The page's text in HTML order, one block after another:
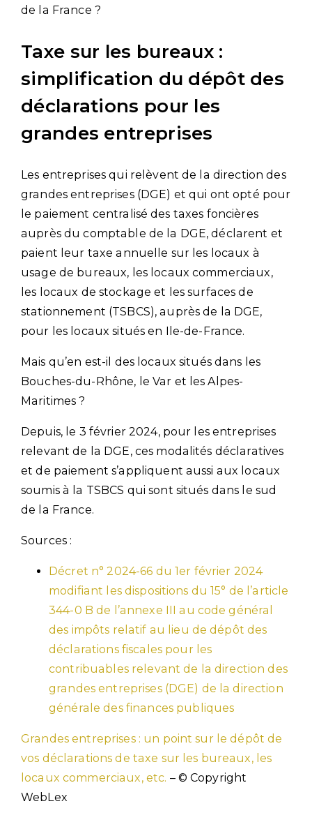
de la France ?
Taxe sur les bureaux :
simplification du dépôt des
déclarations pour les
grandes entreprises
Les entreprises qui relèvent de la direction des
grandes entreprises (DGE) et qui ont opté pour
le paiement centralisé des taxes foncières
auprès du comptable de la DGE, déclarent et
paient leur taxe annuelle sur les locaux à
usage de bureaux, les locaux commerciaux,
les locaux de stockage et les surfaces de
stationnement (TSBCS), auprès de la DGE,
pour les locaux situés en Ile-de-France.
Mais qu’en est-il des locaux situés dans les
Bouches-du-Rhône, le Var et les Alpes-
Maritimes ?
Depuis, le 3 février 2024, pour les entreprises
relevant de la DGE, ces modalités déclaratives
et de paiement s’appliquent aussi aux locaux
soumis à la TSBCS qui sont situés dans le sud
de la France.
Sources :
Décret n° 2024-66 du 1er février 2024
modifiant les dispositions du 15° de l’article
344-0 B de l’annexe III au code général
des impôts relatif au lieu de dépôt des
déclarations fiscales pour les
contribuables relevant de la direction des
grandes entreprises (DGE) de la direction
générale des finances publiques
Grandes entreprises : un point sur le dépôt de
vos déclarations de taxe sur les bureaux, les
locaux commerciaux, etc. – © Copyright
WebLex